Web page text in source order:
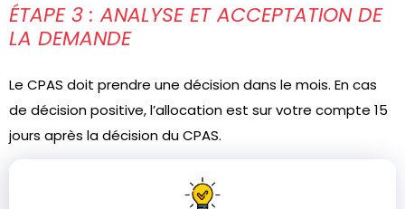
ÉTAPE 3 : ANALYSE ET ACCEPTATION DE
LA DEMANDE
Le CPAS doit prendre une décision dans le mois. En cas
de décision positive, l’allocation est sur votre compte 15
jours après la décision du CPAS.